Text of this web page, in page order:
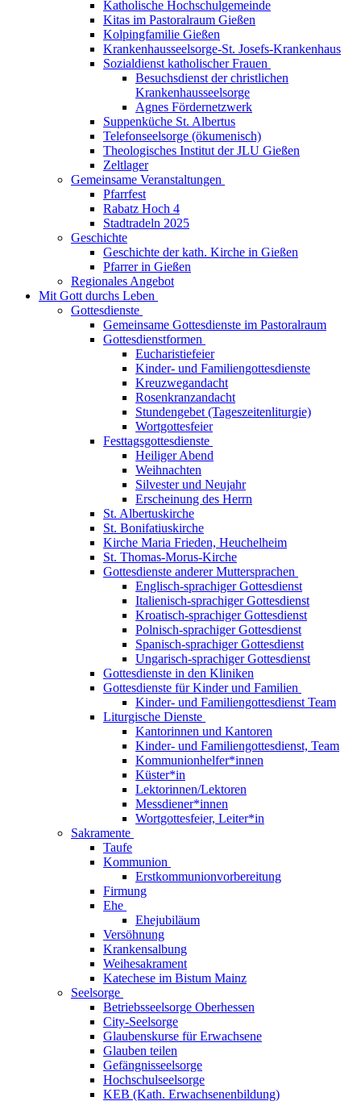
Katholische Hochschulgemeinde
Kitas im Pastoralraum Gießen
Kolpingfamilie Gießen
Krankenhausseelsorge-St. Josefs-Krankenhaus
Sozialdienst katholischer Frauen
Besuchsdienst der christlichen
Krankenhausseelsorge
Agnes Fördernetzwerk
Suppenküche St. Albertus
Telefonseelsorge (ökumenisch)
Theologisches Institut der JLU Gießen
Zeltlager
Gemeinsame Veranstaltungen
Pfarrfest
Rabatz Hoch 4
Stadtradeln 2025
Geschichte
Geschichte der kath. Kirche in Gießen
Pfarrer in Gießen
Regionales Angebot
Mit Gott durchs Leben
Gottesdienste
Gemeinsame Gottesdienste im Pastoralraum
Gottesdienstformen
Eucharistiefeier
Kinder- und Familiengottesdienste
Kreuzwegandacht
Rosenkranzandacht
Stundengebet (Tageszeitenliturgie)
Wortgottesfeier
Festtagsgottesdienste
Heiliger Abend
Weihnachten
Silvester und Neujahr
Erscheinung des Herrn
St. Albertuskirche
St. Bonifatiuskirche
Kirche Maria Frieden, Heuchelheim
St. Thomas-Morus-Kirche
Gottesdienste anderer Muttersprachen
Englisch-sprachiger Gottesdienst
Italienisch-sprachiger Gottesdienst
Kroatisch-sprachiger Gottesdienst
Polnisch-sprachiger Gottesdienst
Spanisch-sprachiger Gottesdienst
Ungarisch-sprachiger Gottesdienst
Gottesdienste in den Kliniken
Gottesdienste für Kinder und Familien
Kinder- und Familiengottesdienst Team
Liturgische Dienste
Kantorinnen und Kantoren
Kinder- und Familiengottesdienst, Team
Kommunionhelfer*innen
Küster*in
Lektorinnen/Lektoren
Messdiener*innen
Wortgottesfeier, Leiter*in
Sakramente
Taufe
Kommunion
Erstkommunionvorbereitung
Firmung
Ehe
Ehejubiläum
Versöhnung
Krankensalbung
Weihesakrament
Katechese im Bistum Mainz
Seelsorge
Betriebsseelsorge Oberhessen
City-Seelsorge
Glaubenskurse für Erwachsene
Glauben teilen
Gefängnisseelsorge
Hochschulseelsorge
KEB (Kath. Erwachsenenbildung)